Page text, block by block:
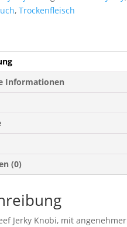
, Trockenfleisch
Informationen
(0)
Jerky Knobi, mit angenehmer